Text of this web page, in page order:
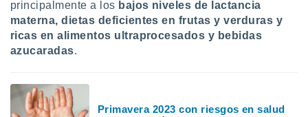
perfiles
utilizar
crear un
uso de
principalmente a los bajos niveles de lactancia
materna, dietas deficientes en frutas y verduras y
ricas en alimentos ultraprocesados y bebidas
azucaradas.
Primavera 2023 con riesgos en salud